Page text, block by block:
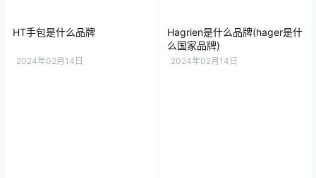
HT手包是什么品牌
2024年02月14日
Hagrien是什么品牌(hager是什
么国家品牌)
2024年02月14日